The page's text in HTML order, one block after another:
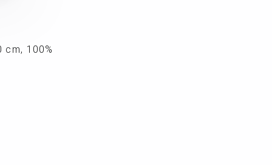
100%